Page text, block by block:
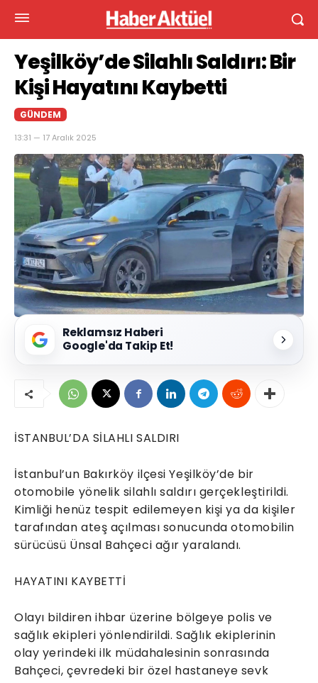
Yeşilköy’de Silahlı Saldırı: Bir
Kişi Hayatını Kaybetti
GÜNDEM
13:31 — 17 Aralık 2025
Reklamsız Haberi
Google'da Takip Et!
İSTANBUL’DA SİLAHLI SALDIRI
İstanbul’un Bakırköy ilçesi Yeşilköy’de bir
otomobile yönelik silahlı saldırı gerçekleştirildi.
Kimliği henüz tespit edilemeyen kişi ya da kişiler
tarafından ateş açılması sonucunda otomobilin
sürücüsü Ünsal Bahçeci ağır yaralandı.
HAYATINI KAYBETTİ
Olayı bildiren ihbar üzerine bölgeye polis ve
sağlık ekipleri yönlendirildi. Sağlık ekiplerinin
olay yerindeki ilk müdahalesinin sonrasında
Bahçeci, çevredeki bir özel hastaneye sevk